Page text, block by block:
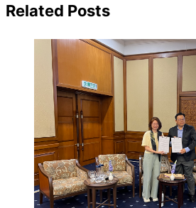
Related Posts